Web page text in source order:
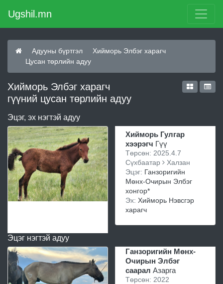
Ugshil.mn
Адууны бүртгэл
Хийморь Элбэг харагч
Цусан төрлийн адуу
Хийморь Элбэг харагч
гүүний цусан төрлийн адуу
Эцэг, эх нэгтэй адуу
Хийморь Гулгар
хээрэгч Гүү
Төрсөн: 2025.4.7
Сүхбаатар
Халзан
Эцэг: Ганзоригийн
Мөнх-Очирын Элбэг
хонгор*
Эх: Хийморь Нэвсгэр
харагч
Эцэг нэгтэй адуу
Ганзоригийн Мөнх-
Очирын Элбэг
саарал Азарга
Төрсөн: 2022